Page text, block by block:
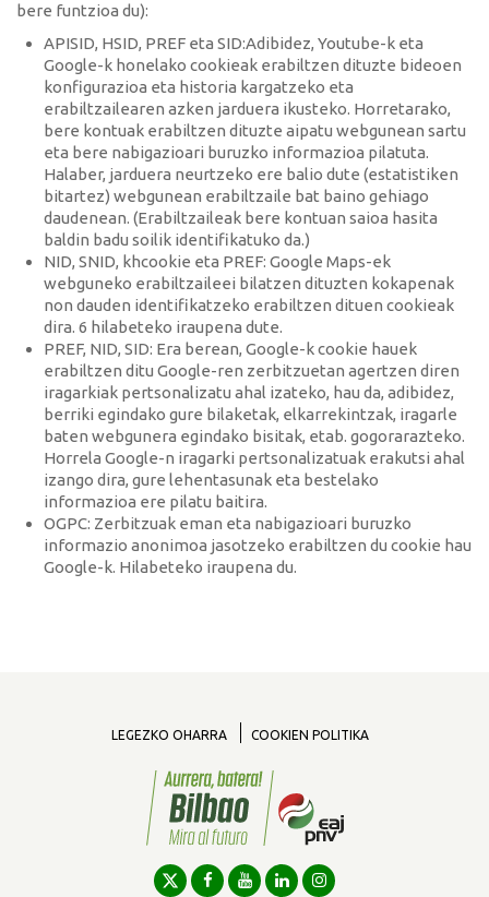
bere funtzioa du):
APISID, HSID, PREF eta SID:Adibidez, Youtube-k eta
Google-k honelako cookieak erabiltzen dituzte bideoen
konfigurazioa eta historia kargatzeko eta
erabiltzailearen azken jarduera ikusteko. Horretarako,
bere kontuak erabiltzen dituzte aipatu webgunean sartu
eta bere nabigazioari buruzko informazioa pilatuta.
Halaber, jarduera neurtzeko ere balio dute (estatistiken
bitartez) webgunean erabiltzaile bat baino gehiago
daudenean. (Erabiltzaileak bere kontuan saioa hasita
baldin badu soilik identifikatuko da.)
NID, SNID, khcookie eta PREF: Google Maps-ek
webguneko erabiltzaileei bilatzen dituzten kokapenak
non dauden identifikatzeko erabiltzen dituen cookieak
dira. 6 hilabeteko iraupena dute.
PREF, NID, SID: Era berean, Google-k cookie hauek
erabiltzen ditu Google-ren zerbitzuetan agertzen diren
iragarkiak pertsonalizatu ahal izateko, hau da, adibidez,
berriki egindako gure bilaketak, elkarrekintzak, iragarle
baten webgunera egindako bisitak, etab. gogorarazteko.
Horrela Google-n iragarki pertsonalizatuak erakutsi ahal
izango dira, gure lehentasunak eta bestelako
informazioa ere pilatu baitira.
OGPC: Zerbitzuak eman eta nabigazioari buruzko
informazio anonimoa jasotzeko erabiltzen du cookie hau
Google-k. Hilabeteko iraupena du.
LEGEZKO OHARRA COOKIEN POLITIKA